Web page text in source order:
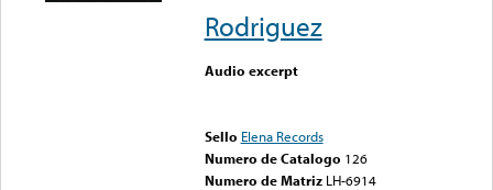
Rodriguez
Audio excerpt
Sello Elena Records
Numero de Catalogo 126
Numero de Matriz LH-6914